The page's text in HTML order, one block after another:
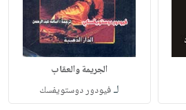
الجريمة والعقاب
لـفيودور دوستويفسك